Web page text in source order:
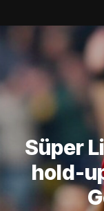
Süper
hold-